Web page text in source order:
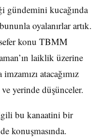
gündemini kucağında
oyalanırlar artık.
konu TBMM
laiklik üzerine
atacağımız
yerinde düşünceler.
bu kanaatini bir
konuşmasında.